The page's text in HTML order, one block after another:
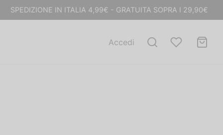
SPEDIZIONE IN ITALIA 4,99€ - GRATUITA SOPRA I 29,90€
Accedi